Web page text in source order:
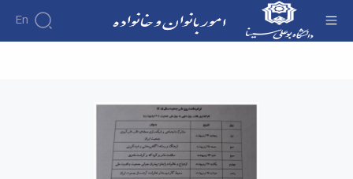
En
جمعی از نمایندگان این حوزه - امور بانوان و خانواده